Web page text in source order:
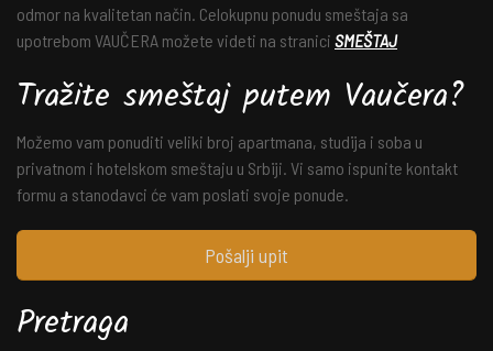
odmor na kvalitetan način. Celokupnu ponudu smeštaja sa
upotrebom VAUČERA možete videti na stranici SMEŠTAJ
Tražite smeštaj putem Vaučera?
Možemo vam ponuditi veliki broj apartmana, studija i soba u
privatnom i hotelskom smeštaju u Srbiji. Vi samo ispunite kontakt
formu a stanodavci će vam poslati svoje ponude.
Pošalji upit
Pretraga